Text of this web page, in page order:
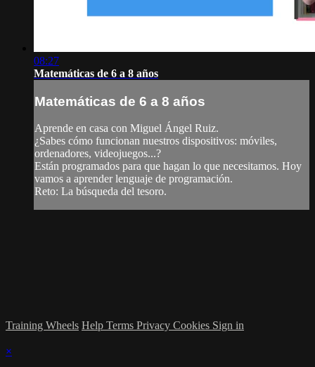
08:27
Matemáticas de 6 a 8 años
Matemáticas de 6 a 8 años
Aprende en casa con Miguel Ángel Ruiz.
¿Sabes cómo funcionan nuestros dispositivos: móviles,
ordenadores, videojuegos...?
Están programados para que hagan lo que necesitamos. Hoy
vamos a aprender lenguaje de programación.
Reto: La búsqueda del tesoro.
Training Wheels Help Terms Privacy Cookies Sign in
×